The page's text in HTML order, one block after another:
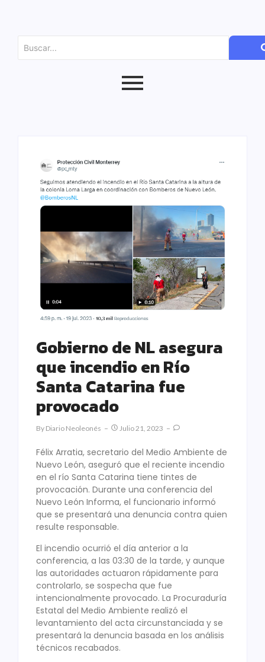
Gobierno de NL asegura
que incendio en Río
Santa Catarina fue
provocado
By Diario Neoleonés Julio 21, 2023
Félix Arratia, secretario del Medio Ambiente de
Nuevo León, aseguró que el reciente incendio
en el río Santa Catarina tiene tintes de
provocación. Durante una conferencia del
Nuevo León Informa, el funcionario informó
que se presentará una denuncia contra quien
resulte responsable.
El incendio ocurrió el día anterior a la
conferencia, a las 03:30 de la tarde, y aunque
las autoridades actuaron rápidamente para
controlarlo, se sospecha que fue
intencionalmente provocado. La Procuraduría
Estatal del Medio Ambiente realizó el
levantamiento del acta circunstanciada y se
presentará la denuncia basada en los análisis
técnicos recabados.